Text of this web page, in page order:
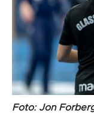
Foto: Jon